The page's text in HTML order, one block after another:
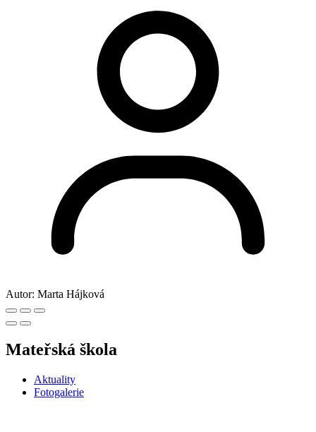
Autor: Marta Hájková
Mateřská škola
Aktuality
Fotogalerie